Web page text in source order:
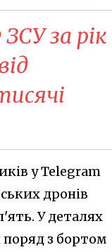
за рік
у Telegram
дронів
У деталях
поряд з бортом